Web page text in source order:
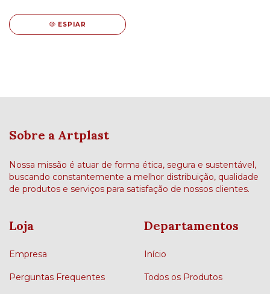
ESPIAR
Sobre a Artplast
Nossa missão é atuar de forma ética, segura e sustentável,
buscando constantemente a melhor distribuição, qualidade
de produtos e serviços para satisfação de nossos clientes.
Loja
Empresa
Perguntas Frequentes
Departamentos
Início
Todos os Produtos